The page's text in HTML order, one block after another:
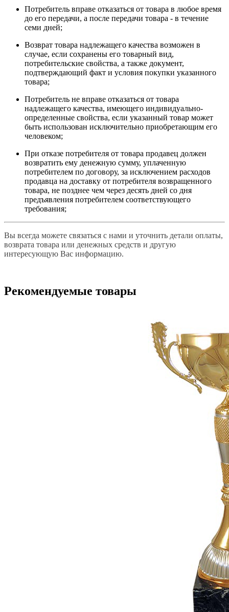
Потребитель вправе отказаться от товара в любое время
до его передачи, а после передачи товара - в течение
семи дней;
Возврат товара надлежащего качества возможен в
случае, если сохранены его товарный вид,
потребительские свойства, а также документ,
подтверждающий факт и условия покупки указанного
товара;
Потребитель не вправе отказаться от товара
надлежащего качества, имеющего индивидуально-
определенные свойства, если указанный товар может
быть использован исключительно приобретающим его
человеком;
При отказе потребителя от товара продавец должен
возвратить ему денежную сумму, уплаченную
потребителем по договору, за исключением расходов
продавца на доставку от потребителя возвращенного
товара, не позднее чем через десять дней со дня
предъявления потребителем соответствующего
требования;
Вы всегда можете связаться с нами и уточнить детали оплаты,
возврата товара или денежных средств и другую
интересующую Вас информацию.
Рекомендуемые товары